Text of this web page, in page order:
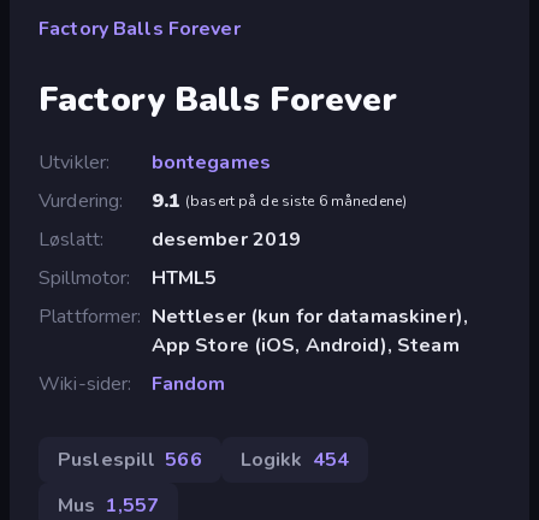
Factory Balls Forever
Factory Balls Forever
Utvikler
bontegames
Vurdering
9.1 (basert på de siste 6 månedene)
Løslatt
desember 2019
Spillmotor
HTML5
Plattformer Nettleser (kun for datamaskiner),
App Store (iOS, Android), Steam
Wiki-sider
Fandom
Puslespill 566 Logikk 454
Mus 1,557